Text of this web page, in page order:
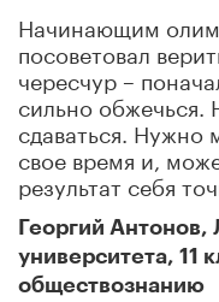
Начинающим
посоветовал
чересчур –
сильно обжечься.
сдаваться. Нужно
свое время и,
результат себя
Георгий
университета, 11
обществознанию